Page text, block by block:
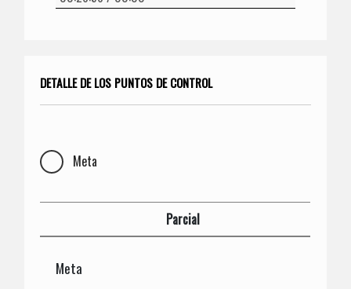
DETALLE DE LOS PUNTOS DE CONTROL
Meta
Parcial
Meta